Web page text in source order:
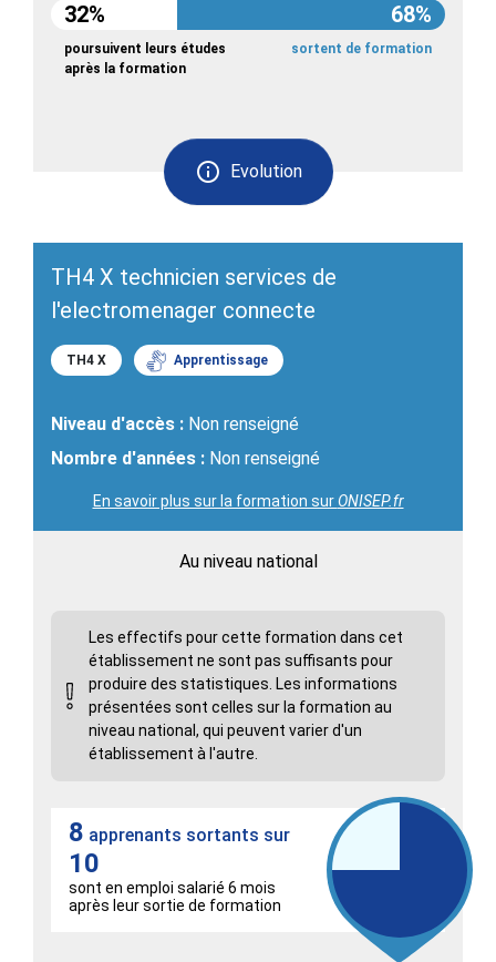
Evolution
32% 68%
poursuivent leurs études
après la formation
sortent de formation
TH4 X technicien services de
l'electromenager connecte
TH4 X Apprentissage
Niveau d'accès : Non renseigné
Nombre d'années : Non renseigné
En savoir plus sur la formation surONISEP.fr
Au niveau national
Les effectifs pour cette formation dans cet
établissement ne sont pas suffisants pour
produire des statistiques. Les informations
présentées sont celles sur la formation au
niveau national, qui peuvent varier d'un
établissement à l'autre.
8 apprenants sortants sur
10
sont en emploi salarié 6 mois
après leur sortie de formation